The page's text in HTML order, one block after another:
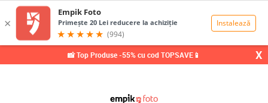
📸 Top Produse -55% cu cod TOPSAVE📱 X